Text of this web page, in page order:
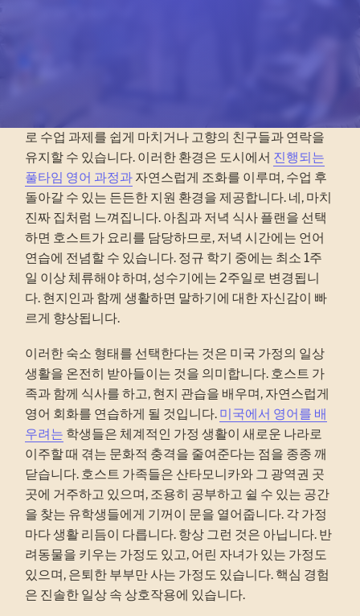
홈스테이에서 1인실을 예약하는 것은 공부에만 전념하
다. 친구나 친척과 함께 캘리포니아주 로스앤젤레스에
로 수업 과제를 쉽게 마치거나 고향의 친구들과 연락을
유지할 수 있습니다. 이러한 환경은 도시에서 진행되는
풀타임 영어 과정과 자연스럽게 조화를 이루며, 수업 후
돌아갈 수 있는 든든한 지원 환경을 제공합니다. 네, 마치
진짜 집처럼 느껴집니다. 아침과 저녁 식사 플랜을 선택
하면 호스트가 요리를 담당하므로, 저녁 시간에는 언어
연습에 전념할 수 있습니다. 정규 학기 중에는 최소 1주
일 이상 체류해야 하며, 성수기에는 2주일로 변경됩니
다. 현지인과 함께 생활하면 말하기에 대한 자신감이 빠
르게 향상됩니다.
이러한 숙소 형태를 선택한다는 것은 미국 가정의 일상
생활을 온전히 받아들이는 것을 의미합니다. 호스트 가
족과 함께 식사를 하고, 현지 관습을 배우며, 자연스럽게
영어 회화를 연습하게 될 것입니다. 미국에서 영어를 배
우려는 학생들은 체계적인 가정 생활이 새로운 나라로
이주할 때 겪는 문화적 충격을 줄여준다는 점을 종종 깨
닫습니다. 호스트 가족들은 산타모니카와 그 광역권 곳
곳에 거주하고 있으며, 조용히 공부하고 쉴 수 있는 공간
을 찾는 유학생들에게 기꺼이 문을 열어줍니다. 각 가정
마다 생활 리듬이 다릅니다. 항상 그런 것은 아닙니다. 반
려동물을 키우는 가정도 있고, 어린 자녀가 있는 가정도
있으며, 은퇴한 부부만 사는 가정도 있습니다. 핵심 경험
은 진솔한 일상 속 상호작용에 있습니다.